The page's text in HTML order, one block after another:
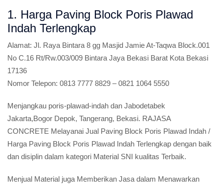
1. Harga Paving Block Poris Plawad
Indah Terlengkap
Alamat: Jl. Raya Bintara 8 gg Masjid Jamie At-Taqwa Block.001
No C.16 Rt/Rw.003/009 Bintara Jaya Bekasi Barat Kota Bekasi
17136
Nomor Telepon: 0813 7777 8829 – 0821 1064 5550
Menjangkau poris-plawad-indah dan Jabodetabek
Jakarta,Bogor Depok, Tangerang, Bekasi. RAJASA
CONCRETE Melayanai Jual Paving Block Poris Plawad Indah /
Harga Paving Block Poris Plawad Indah Terlengkap dengan baik
dan disiplin dalam kategori Material SNI kualitas Terbaik.
Menjual Material juga Memberikan Jasa dalam Menawarkan